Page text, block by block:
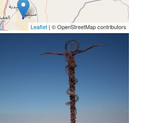
Leaflet | © OpenStreetMap contributors